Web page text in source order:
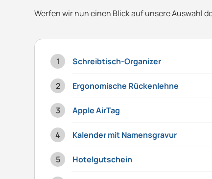
Werfen wir nun einen Blick auf unsere Auswahl
Schreibtisch-Organizer
Ergonomische Rückenlehne
Apple AirTag
Kalender mit Namensgravur
Hotelgutschein